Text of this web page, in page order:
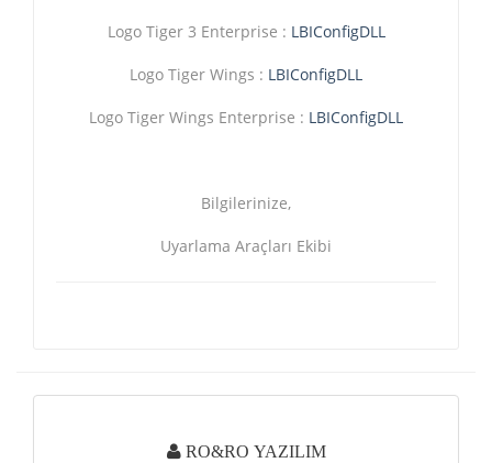
Logo Tiger 3 Enterprise : LBIConfigDLL
Logo Tiger Wings : LBIConfigDLL
Logo Tiger Wings Enterprise : LBIConfigDLL
Bilgilerinize,
Uyarlama Araçları Ekibi
RO&RO YAZILIM